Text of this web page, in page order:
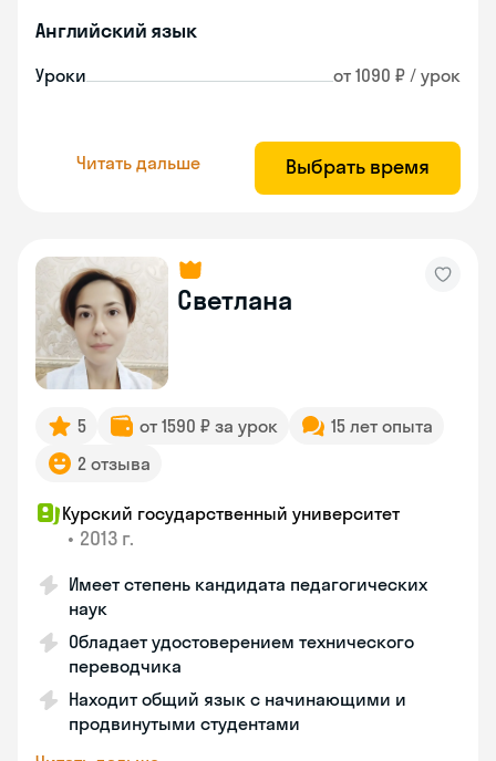
Английский язык
Уроки от 1090 ₽ / урок
Читать дальше Выбрать время
Светлана
5 от 1590 ₽ за урок
15 лет опыта
2 отзыва
Курский государственный университет
• 2013 г.
Имеет степень кандидата педагогических
наук
Обладает удостоверением технического
переводчика
Находит общий язык с начинающими и
продвинутыми студентами